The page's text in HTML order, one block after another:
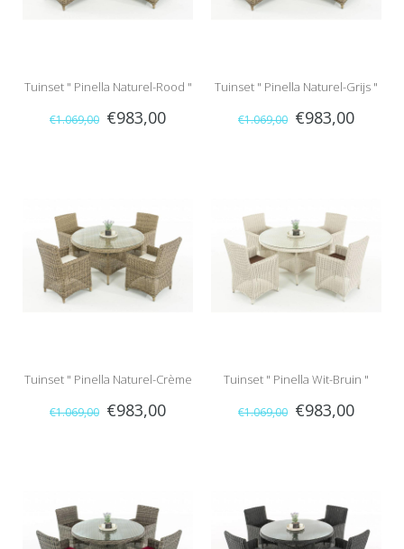
Tuinset " Pinella Naturel-Rood "
€1.069,00 €983,00
Tuinset " Pinella Naturel-Grijs "
€1.069,00 €983,00
Tuinset " Pinella Naturel-Crème
"
€1.069,00 €983,00
Tuinset " Pinella Wit-Bruin "
€1.069,00 €983,00